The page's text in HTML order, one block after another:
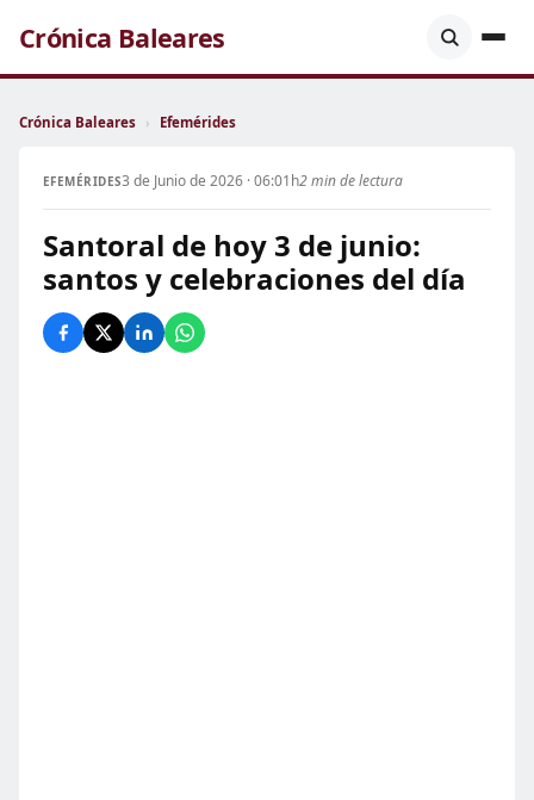
Crónica Baleares
Crónica Baleares › Efemérides
EFEMÉRIDES3 de Junio de 2026 · 06:01h2 min de lectura
Santoral de hoy 3 de junio:
santos y celebraciones del día